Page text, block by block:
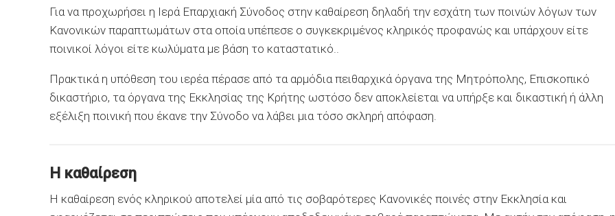
Για να προχωρήσει η Ιερά Επαρχιακή Σύνοδος στην καθαίρεση δηλαδή την εσχάτη των ποινών λόγων των
Κανονικών παραπτωμάτων στα οποία υπέπεσε ο συγκεκριμένος κληρικός προφανώς και υπάρχουν είτε
ποινικοί λόγοι είτε κωλύματα με βάση το καταστατικό..
Πρακτικά η υπόθεση του ιερέα πέρασε από τα αρμόδια πειθαρχικά όργανα της Μητρόπολης, Επισκοπικό
δικαστήριο, τα όργανα της Εκκλησίας της Κρήτης ωστόσο δεν αποκλείεται να υπήρξε και δικαστική ή άλλη
εξέλιξη ποινική που έκανε την Σύνοδο να λάβει μια τόσο σκληρή απόφαση.
Η καθαίρεση
Η καθαίρεση ενός κληρικού αποτελεί μία από τις σοβαρότερες Κανονικές ποινές στην Εκκλησία και